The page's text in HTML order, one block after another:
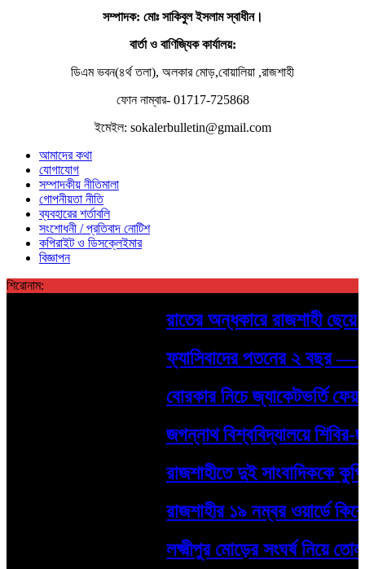
সম্পাদক: মোঃ সাকিবুল ইসলাম স্বাধীন।
বার্তা ও বাণিজ্যিক কার্যালয়:
ডিএম ভবন(৪র্থ তলা), অলকার মোড়,বোয়ালিয়া ,রাজশাহী
ফোন নাম্বার- 01717-725868
ইমেইল: sokalerbulletin@gmail.com
আমাদের কথা
যোগাযোগ
সম্পাদকীয় নীতিমালা
গোপনীয়তা নীতি
ব্যবহারের শর্তাবলি
সংশোধনী / প্রতিবাদ নোটিশ
কপিরাইট ও ডিসক্লেইমার
বিজ্ঞাপন
শিরোনাম:
রাতের অন্ধকারে রাজশাহী
ফ্যাসিবাদের পতনের ২ বছর —
বোরকার নিচে জ্যাকেটভর্তি
জগন্নাথ বিশ্ববিদ্যালয়ে
রাজশাহীতে দুই সাংবাদিককে
রাজশাহীর ১৯ নম্বর ওয়ার্ডে
লক্ষ্মীপুর মোড়ের সংঘর্ষ নিয়ে